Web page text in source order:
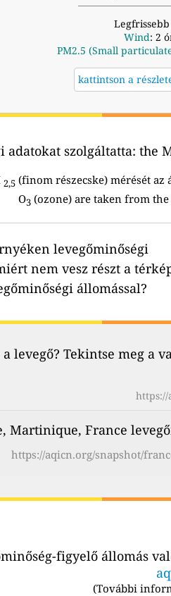
Wind: 2
PM2.5 (Small
kattintson a
adatokat szolgáltatta: the
2,5 (finom részecske) mérését az
O3 (ozone) are taken from
levegőminőségi
nem vesz részt a
állomással?
levegő? Tekintse meg a
Martinique, France
https://aqicn.org/snapshot/
figyelő állomás
(További